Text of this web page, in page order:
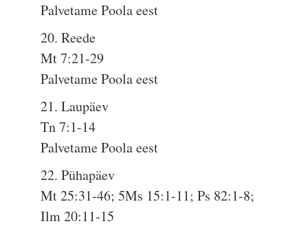
Palvetame Poola eest
20. Reede
Mt 7:21-29
Palvetame Poola eest
21. Laupäev
Tn 7:1-14
Palvetame Poola eest
22. Pühapäev
Mt 25:31-46; 5Ms 15:1-11; Ps 82:1-8;
Ilm 20:11-15